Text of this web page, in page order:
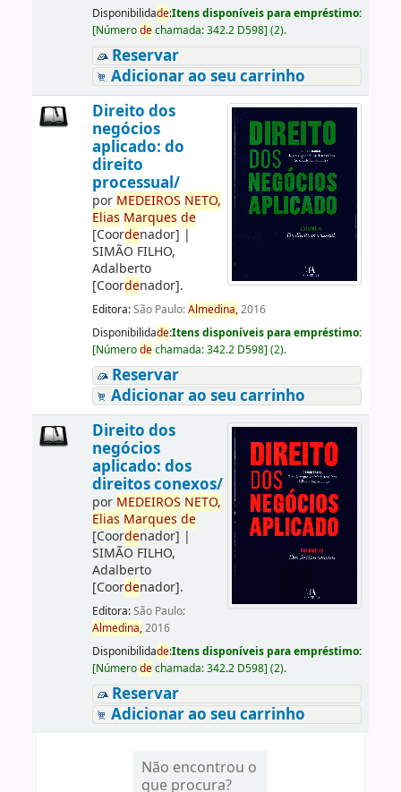
Disponibilidade:Itens disponíveis para empréstimo:
[Númerodechamada:342.2 D598] (2).
Reservar
Adicionar ao seu carrinho
Direito dos
negócios
aplicado: do
direito
processual/
por MEDEIROS NETO,
Elias Marques de
[Coordenador] |
SIMÃO FILHO,
Adalberto
[Coordenador].
Editora:São Paulo:Almedina,2016
Disponibilidade:Itens disponíveis para empréstimo:
[Númerodechamada:342.2 D598] (2).
Reservar
Adicionar ao seu carrinho
Direito dos
negócios
aplicado: dos
direitos conexos/
por MEDEIROS NETO,
Elias Marques de
[Coordenador] |
SIMÃO FILHO,
Adalberto
[Coordenador].
Editora:São Paulo:
Almedina,2016
Disponibilidade:Itens disponíveis para empréstimo:
[Númerodechamada:342.2 D598] (2).
Reservar
Adicionar ao seu carrinho
Não encontrou o
que procura?